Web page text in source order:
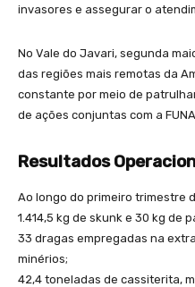
invasores e assegurar o
No Vale do Javari, segunda
das regiões mais remotas da
constante por meio de
de ações conjuntas com a
Resultados
Ao longo do primeiro trimestre
1.414,5 kg de skunk e 30 kg de
33 dragas empregadas na
minérios;
42,4 toneladas de cassiterita,